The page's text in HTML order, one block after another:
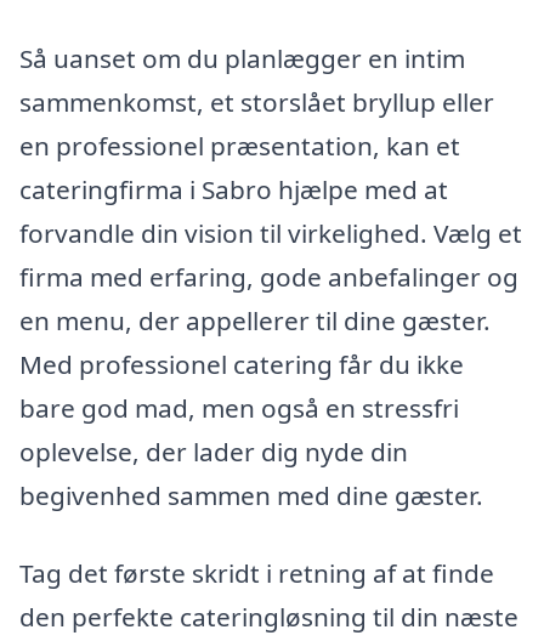
Så uanset om du planlægger en intim
sammenkomst, et storslået bryllup eller
en professionel præsentation, kan et
cateringfirma i Sabro hjælpe med at
forvandle din vision til virkelighed. Vælg et
firma med erfaring, gode anbefalinger og
en menu, der appellerer til dine gæster.
Med professionel catering får du ikke
bare god mad, men også en stressfri
oplevelse, der lader dig nyde din
begivenhed sammen med dine gæster.
Tag det første skridt i retning af at finde
den perfekte cateringløsning til din næste